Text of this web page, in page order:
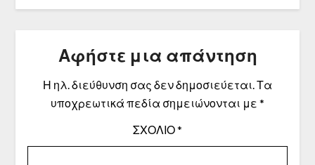
Αφήστε μια απάντηση
Η ηλ. διεύθυνση σας δεν δημοσιεύεται.Τα
υποχρεωτικά πεδία σημειώνονται με *
ΣΧΌΛΙΟ*